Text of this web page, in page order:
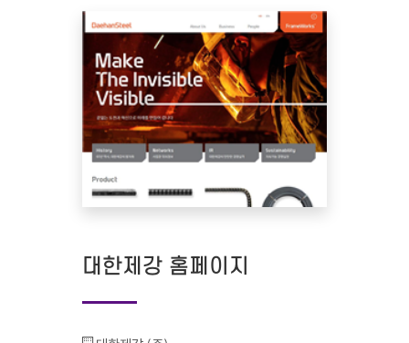
대한제강 홈페이지